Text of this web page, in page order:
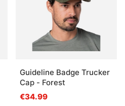
de pêche technique ?
chaussure de pêche ?
de pêche apportent
Guideline Badge Trucker
Cap - Forest
€34.99